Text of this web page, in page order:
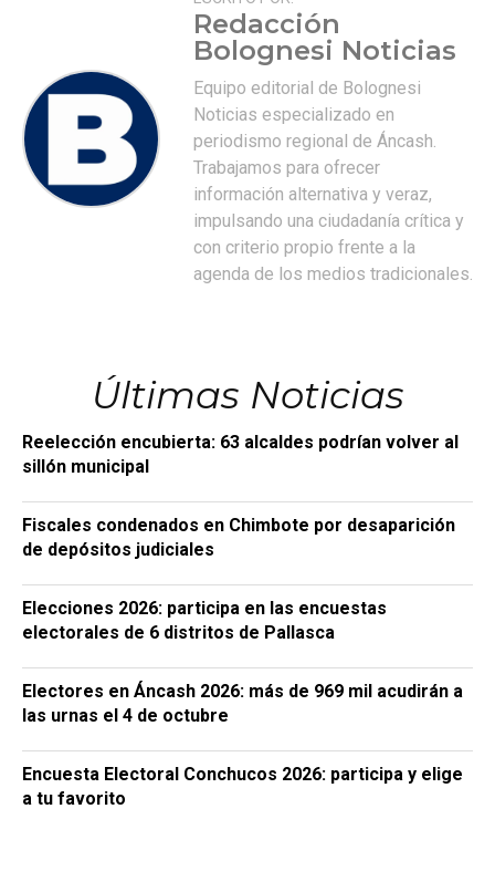
Redacción
Bolognesi Noticias
Equipo editorial de Bolognesi
Noticias especializado en
periodismo regional de Áncash.
Trabajamos para ofrecer
información alternativa y veraz,
impulsando una ciudadanía crítica y
con criterio propio frente a la
agenda de los medios tradicionales.
Últimas Noticias
Reelección encubierta: 63 alcaldes podrían volver al
sillón municipal
Fiscales condenados en Chimbote por desaparición
de depósitos judiciales
Elecciones 2026: participa en las encuestas
electorales de 6 distritos de Pallasca
Electores en Áncash 2026: más de 969 mil acudirán a
las urnas el 4 de octubre
Encuesta Electoral Conchucos 2026: participa y elige
a tu favorito